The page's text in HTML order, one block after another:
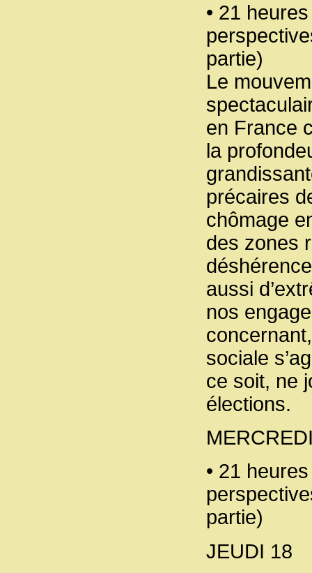
• 21
partie)
Le
en France
la
précaires
chômage
des zones
aussi
nos
sociale
ce soit, ne
élections.
• 21
partie)
JEUDI 18